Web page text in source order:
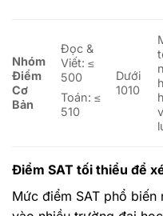
Nhóm
Điểm
Cơ
Bản
Đọc &
Viết: ≤
500
Toán: ≤
510
Dưới
1010
Điểm SAT tối thiểu để
Mức điểm SAT phổ